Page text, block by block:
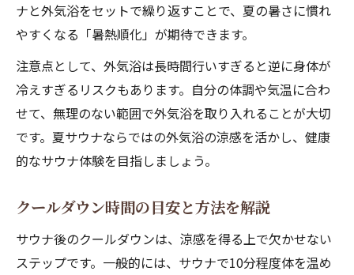
ナと外気浴をセットで繰り返すことで、夏の暑さに慣れ
やすくなる「暑熱順化」が期待できます。
注意点として、外気浴は長時間行いすぎると逆に身体が
冷えすぎるリスクもあります。自分の体調や気温に合わ
せて、無理のない範囲で外気浴を取り入れることが大切
です。夏サウナならではの外気浴の涼感を活かし、健康
的なサウナ体験を目指しましょう。
クールダウン時間の目安と方法を解説
サウナ後のクールダウンは、涼感を得る上で欠かせない
ステップです。一般的には、サウナで10分程度体を温め